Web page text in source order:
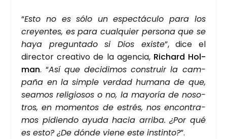
“Esto no es sólo un espec­tácu­lo para los
cre­yen­tes, es para cual­quier per­so­na que se
haya pre­gun­ta­do si Dios exis­te”, dice el
direc­tor crea­ti­vo de la agen­cia, Richard Hol­
man. “Así que deci­di­mos cons­truir la cam­
pa­ña en la sim­ple ver­dad huma­na de que,
sea­mos reli­gio­sos o no, la mayo­ría de noso­
tros, en momen­tos de estrés, nos encon­tra­
mos pidien­do ayu­da hacia arri­ba. ¿Por qué
es esto? ¿De dón­de vie­ne este ins­tin­to?”.